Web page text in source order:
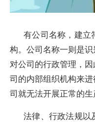
有公司名称，建立
构。公司名称一则是
对公司的行政管理，
司的内部组织机构来
司就无法开展正常的生
法律、行政法规以